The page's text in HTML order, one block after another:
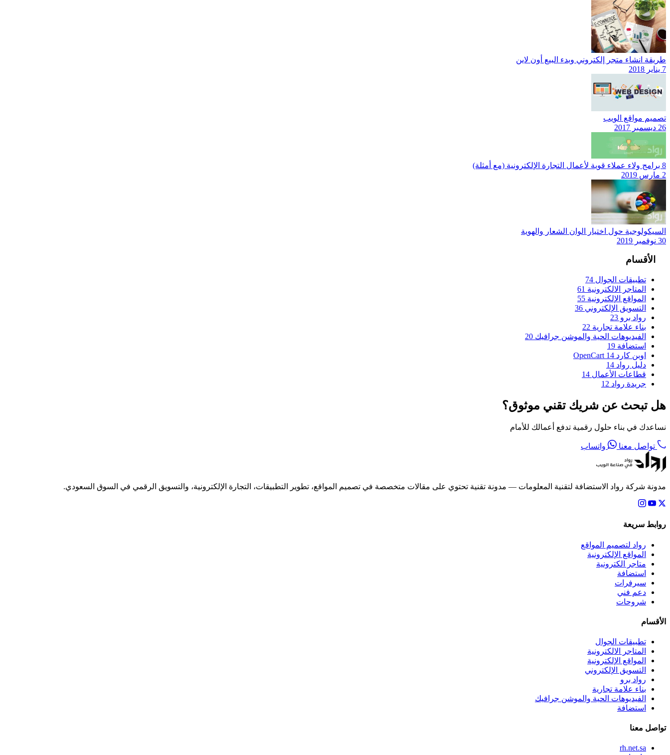
طريقة انشاء متجر إلكتروني وبدء البيع أون لاين
7 يناير 2018
تصميم مواقع الويب
26 ديسمبر 2017
8 برامج ولاء عملاء قوية لأعمال التجارة الإلكترونية (مع أمثلة)
2 مارس 2019
السيكولوجية حول اختيار الوان الشعار والهوية
30 نوفمبر 2019
الأقسام
تطبيقات الجوال 74
المتاجر الالكترونية 61
المواقع الإلكترونية 55
التسويق الإلكتروني 36
رواد برو 23
بناء علامة تجارية 22
الفيديوهات الحية والموشن جرافيك 20
استضافة 19
اوبن كارد OpenCart 14
دليل رواد 14
قطاعات الأعمال 14
جريدة رواد 12
هل تبحث عن شريك تقني موثوق؟
نساعدك في بناء حلول رقمية تدفع أعمالك للأمام
تواصل معنا واتساب
مدونة شركة رواد الاستضافة لتقنية المعلومات — مدونة تقنية تحتوي على مقالات متخصصة في تصميم المواقع، تطوير التطبيقات، التجارة الإلكترونية، والتسويق الرقمي في السوق السعودي.
روابط سريعة
رواد لتصميم المواقع
المواقع الإلكترونية
متاجر الكترونية
استضافة
سيرفرات
دعم فني
شروحات
الأقسام
تطبيقات الجوال
المتاجر الالكترونية
المواقع الإلكترونية
التسويق الإلكتروني
رواد برو
بناء علامة تجارية
الفيديوهات الحية والموشن جرافيك
استضافة
تواصل معنا
rh.net.sa